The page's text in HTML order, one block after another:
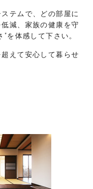
テムで、どの部屋に
減、家族の健康を守
を体感して下さい。
えて安心して暮らせ